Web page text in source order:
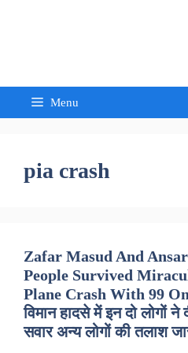
Menu
pia crash
Zafar Masud And
People Survived
Plane Crash With 99
विमान हादसे में इन दो लोगों ने
सवार अन्य लोगों की तलाश